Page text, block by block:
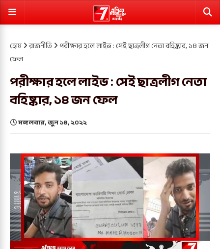
হোম রাজনীতি পরীক্ষার হলে লাইভ : সেই ছাত্রলীগ নেতা বহিষ্কার, ১৪ জন
ফেল
পরীক্ষার হলে লাইভ : সেই ছাত্রলীগ নেতা
বহিষ্কার, ১৪ জন ফেল
মঙ্গলবার, জুন ১৪, ২০২২